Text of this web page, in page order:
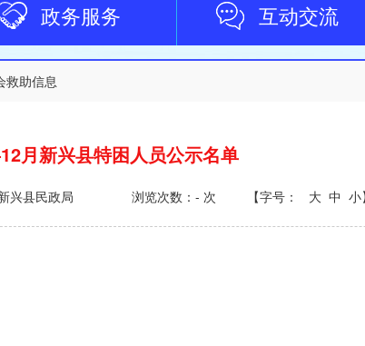
政务服务 互动交流
救助信息
月新兴县特困人员公示名单
兴县民政局 浏览次数： - 次 【字号： 大 中 小